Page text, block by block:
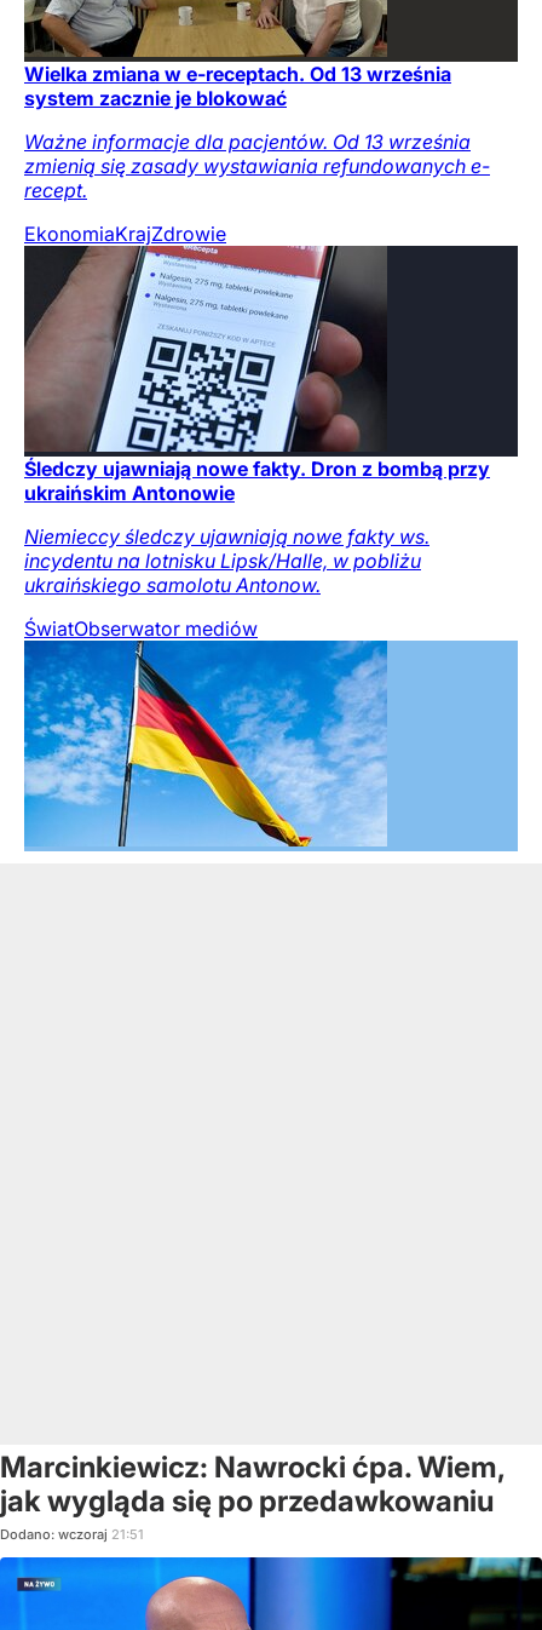
Wielka zmiana w e-receptach. Od 13 września
system zacznie je blokować
Ważne informacje dla pacjentów. Od 13 września
zmienią się zasady wystawiania refundowanych e-
recept.
EkonomiaKrajZdrowie
Śledczy ujawniają nowe fakty. Dron z bombą przy
ukraińskim Antonowie
Niemieccy śledczy ujawniają nowe fakty ws.
incydentu na lotnisku Lipsk/Halle, w pobliżu
ukraińskiego samolotu Antonow.
ŚwiatObserwator mediów
Marcinkiewicz: Nawrocki ćpa. Wiem,
jak wygląda się po przedawkowaniu
Dodano: wczoraj 21:51